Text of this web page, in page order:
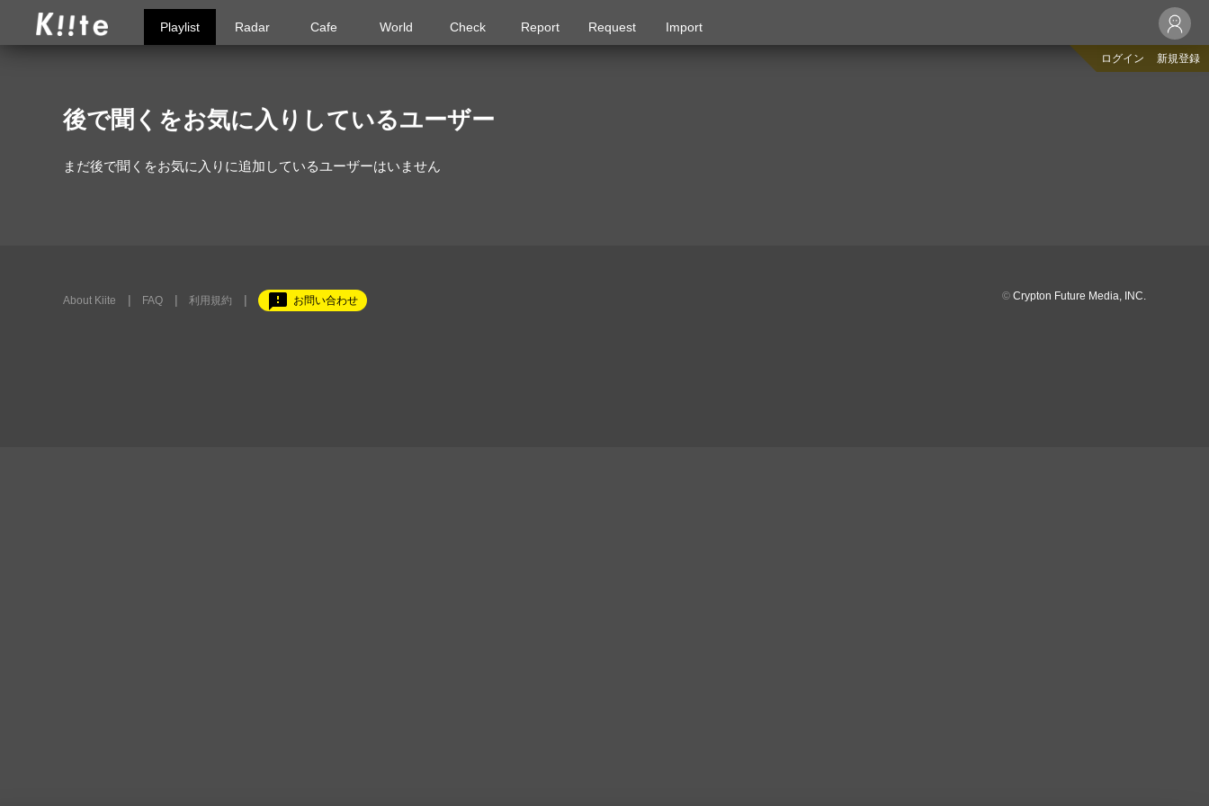
Playlist Radar Cafe World Check Report Request Import
ログイン 新規登録
後で聞くをお気に入りしているユーザー
まだ後で聞くをお気に入りに追加しているユーザーはいません
About Kiite FAQ 利用規約 feedback お問い合わせ © Crypton Future Media, INC.